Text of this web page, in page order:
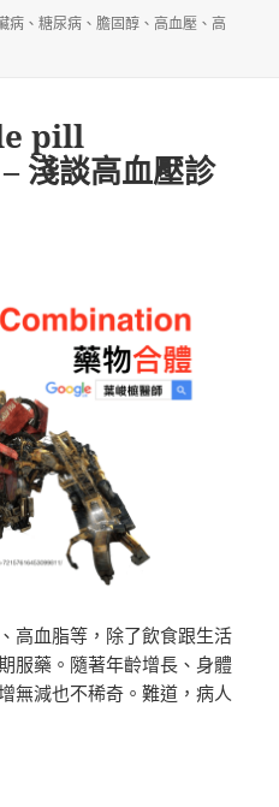
病 、糖尿病 、膽固醇 、高血壓 、高
pill
淺談高血壓診
高血脂等，除了飲食跟生活
服藥。隨著年齡增長、身體
無減也不稀奇。難道，病人
combination) – 淺談高血壓診斷